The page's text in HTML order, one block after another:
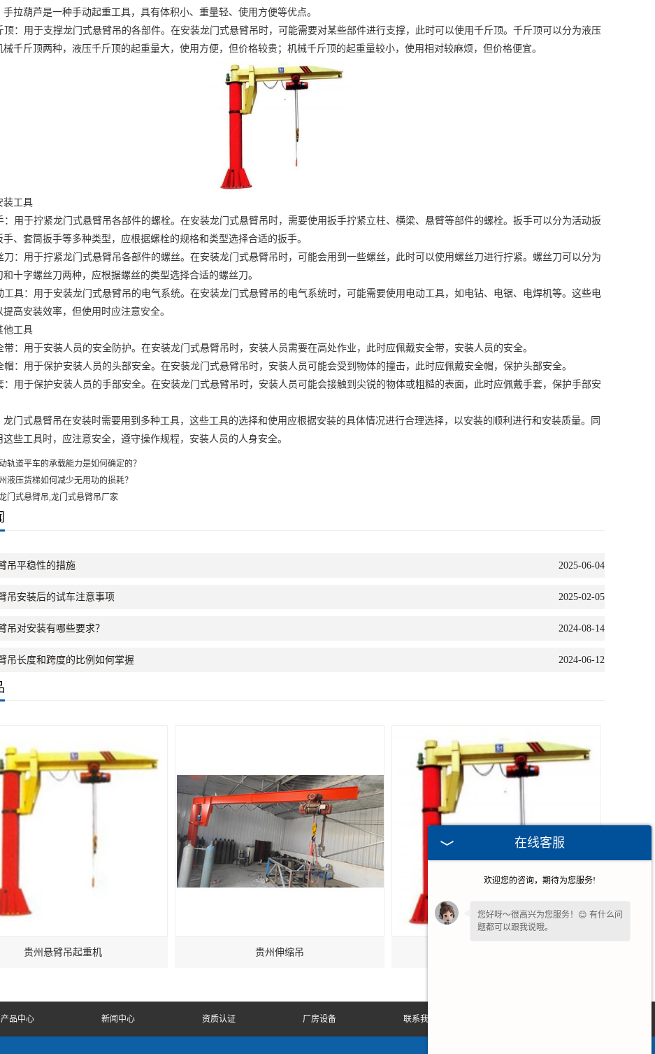
手拉葫芦是一种手动起重工具，具有体积小、重量轻、使用方便等优点。
用于支撑龙门式悬臂吊的各部件。在安装龙门式悬臂吊时，可能需要对某些部件进行支撑，此时可以使用千斤顶。千斤顶可以分为液压
械千斤顶两种，液压千斤顶的起重量大，使用方便，但价格较贵；机械千斤顶的起重量较小，使用相对较麻烦，但价格便宜。
工具
于拧紧龙门式悬臂吊各部件的螺栓。在安装龙门式悬臂吊时，需要使用扳手拧紧立柱、横梁、悬臂等部件的螺栓。扳手可以分为活动扳
手、套筒扳手等多种类型，应根据螺栓的规格和类型选择合适的扳手。
用于拧紧龙门式悬臂吊各部件的螺丝。在安装龙门式悬臂吊时，可能会用到一些螺丝，此时可以使用螺丝刀进行拧紧。螺丝刀可以分为
和十字螺丝刀两种，应根据螺丝的类型选择合适的螺丝刀。
：用于安装龙门式悬臂吊的电气系统。在安装龙门式悬臂吊的电气系统时，可能需要使用电动工具，如电钻、电锯、电焊机等。这些电
高安装效率，但使用时应注意安全。
工具
用于安装人员的安全防护。在安装龙门式悬臂吊时，安装人员需要在高处作业，此时应佩戴安全带，安装人员的安全。
用于保护安装人员的头部安全。在安装龙门式悬臂吊时，安装人员可能会受到物体的撞击，此时应佩戴安全帽，保护头部安全。
于保护安装人员的手部安全。在安装龙门式悬臂吊时，安装人员可能会接触到尖锐的物体或粗糙的表面，此时应佩戴手套，保护手部安
式悬臂吊在安装时需要用到多种工具，这些工具的选择和使用应根据安装的具体情况进行合理选择，以安装的顺利进行和安装质量。同
这些工具时，应注意安全，遵守操作规程，安装人员的人身安全。
轨道平车的承载能力是如何确定的？
液压货梯如何减少无用功的损耗？
门式悬臂吊,龙门式悬臂吊厂家
吊平稳性的措施 2025-06-04
吊安装后的试车注意事项 2025-02-05
吊对安装有哪些要求？ 2024-08-14
吊长度和跨度的比例如何掌握 2024-06-12
贵州悬臂吊起重机 贵州伸缩吊
产品中心 新闻中心 资质认证 厂房设备 联系我们
在线客服
欢迎您的咨询，期待为您服务!
您好呀～很高兴为您服务！😊 有什么问
题都可以跟我说哦。